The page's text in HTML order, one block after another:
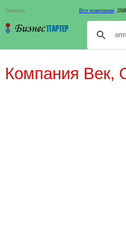
Тюмень Все компании:
Компания